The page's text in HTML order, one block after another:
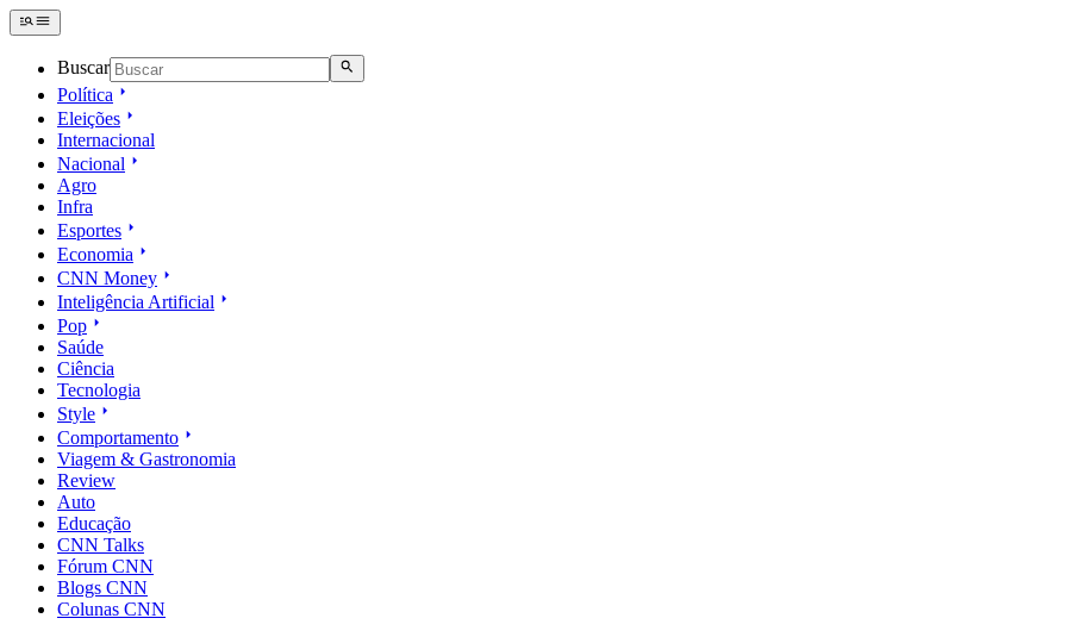
Buscar
Política
Eleições
Internacional
Nacional
Agro
Infra
Esportes
Economia
CNN Money
Inteligência Artificial
Pop
Saúde
Ciência
Tecnologia
Style
Comportamento
Viagem & Gastronomia
Review
Auto
Educação
CNN Talks
Fórum CNN
Blogs CNN
Colunas CNN